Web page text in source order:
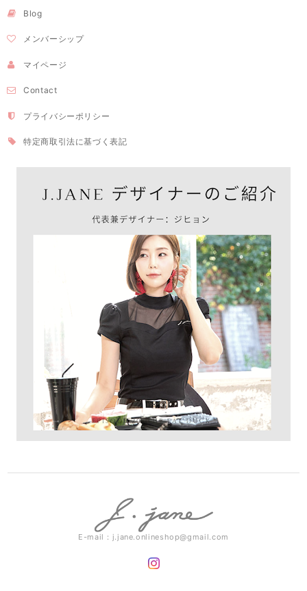
Blog
メンバーシップ
マイページ
Contact
プライバシーポリシー
特定商取引法に基づく表記
E-mail： j.jane.onlineshop@gmail.com